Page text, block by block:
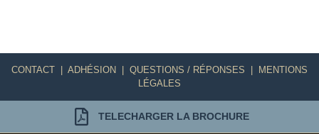
CONTACT ADHÉSION QUESTIONS / RÉPONSES
MENTIONS
LÉGALES
TELECHARGER LA BROCHURE